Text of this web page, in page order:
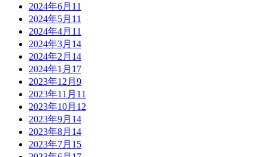
2024年6月 11
2024年5月 11
2024年4月 11
2024年3月 14
2024年2月 14
2024年1月 17
2023年12月 9
2023年11月 11
2023年10月 12
2023年9月 14
2023年8月 14
2023年7月 15